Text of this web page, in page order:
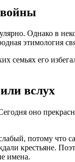
Однако в
этимология
семьях его
вслух
оно
потому что
крестьяне.
имена.